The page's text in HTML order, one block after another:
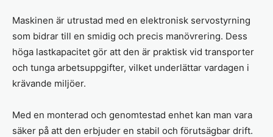
Maskinen är utrustad med en elektronisk servostyrning
som bidrar till en smidig och precis manövrering. Dess
höga lastkapacitet gör att den är praktisk vid transporter
och tunga arbetsuppgifter, vilket underlättar vardagen i
krävande miljöer.
Med en monterad och genomtestad enhet kan man vara
säker på att den erbjuder en stabil och förutsägbar drift.